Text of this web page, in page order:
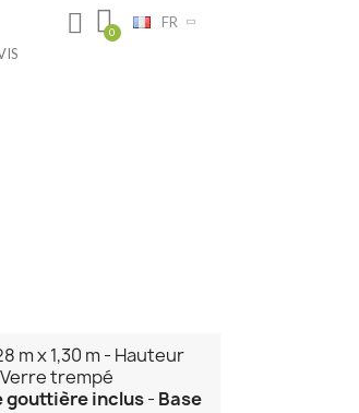
FR
m x 1,30 m - Hauteur
trempé
gouttière inclus- Base